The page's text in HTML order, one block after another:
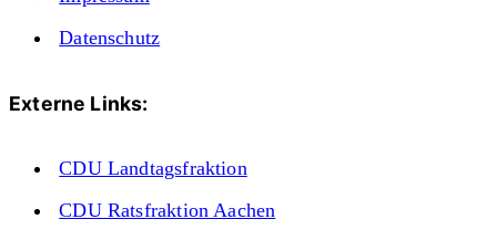
Datenschutz
Externe Links:
CDU Landtagsfraktion
CDU Ratsfraktion Aachen